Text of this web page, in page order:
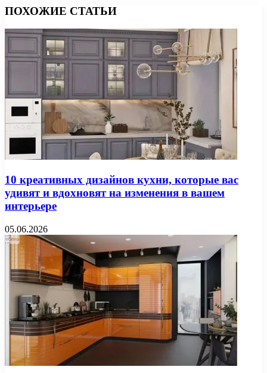
ПОХОЖИЕ СТАТЬИ
10 креативных дизайнов кухни, которые вас
удивят и вдохновят на изменения в вашем
интерьере
05.06.2026